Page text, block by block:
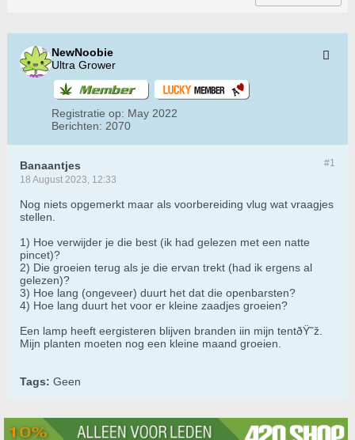
NewNoobie
Ultra Grower
Registratie op: May 2022
Berichten: 2070
#1
Banaantjes
18 August 2023, 12:33
Nog niets opgemerkt maar als voorbereiding vlug wat vraagjes
stellen.
1) Hoe verwijder je die best (ik had gelezen met een natte
pincet)?
2) Die groeien terug als je die ervan trekt (had ik ergens al
gelezen)?
3) Hoe lang (ongeveer) duurt het dat die openbarsten?
4) Hoe lang duurt het voor er kleine zaadjes groeien?
Een lamp heeft eergisteren blijven branden iin mijn tentðŸ˜ž.
Mijn planten moeten nog een kleine maand groeien.
Tags: Geen